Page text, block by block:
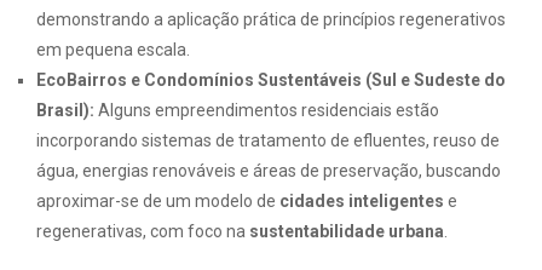
demonstrando a aplicação prática de princípios regenerativos
em pequena escala.
EcoBairros e Condomínios Sustentáveis (Sul e Sudeste do
Brasil): Alguns empreendimentos residenciais estão
incorporando sistemas de tratamento de efluentes, reuso de
água, energias renováveis e áreas de preservação, buscando
aproximar-se de um modelo de cidades inteligentes e
regenerativas, com foco na sustentabilidade urbana